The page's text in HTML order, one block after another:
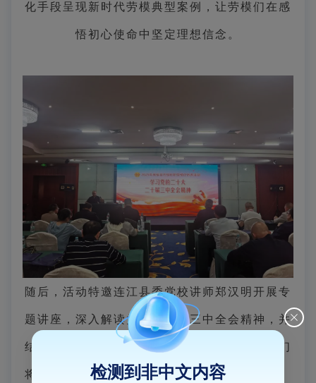
化手段呈现新时代劳模典型案例，让劳模们在感
悟初心使命中坚定理想信念。
随后，活动特邀连江县委党校讲师郑汉明开展专
题讲座，深入解读党的二十届三中全会精神，并
结合福州现代化国际城市建设目标，引导劳模们
将理论学习转化为推动高质量发展的实践动力。
检测到非中文内容